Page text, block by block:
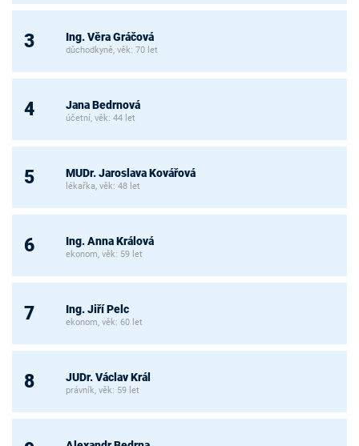
3 Ing. Věra Gráčová
důchodkyně, věk: 70 let
4 Jana Bedrnová
účetní, věk: 44 let
5 MUDr. Jaroslava Kovářová
lékařka, věk: 48 let
6 Ing. Anna Králová
ekonom, věk: 59 let
7 Ing. Jiří Pelc
ekonom, věk: 60 let
8 JUDr. Václav Král
právník, věk: 59 let